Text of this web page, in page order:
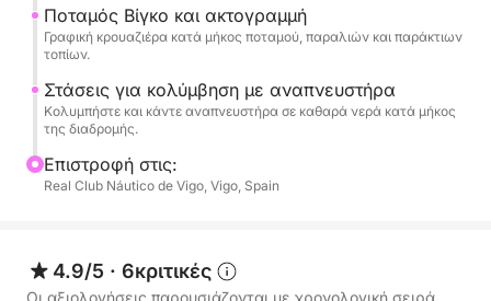
ακτογραμμής του Βίγκο, εξερευνώντας τον ποταμό
και τις κοντινές παραλίες. Απολαύστε αρκετές
να ανακαλύψετε τον υποβρύχιο κόσμο.
απόδραση στη θάλασσα με φίλους, οικογένεια ή
για μια ειδική περίσταση.
την πλοήγηση στον ποταμό και την εξερεύνηση της
Ποταμός Βίγκο και ακτογραμμή
Γραφική κρουαζιέρα κατά μήκος ποταμού, παραλιών και παράκτιων
τοπίων.
Στάσεις για κολύμβηση με αναπνευστήρα
Κολυμπήστε και κάντε αναπνευστήρα σε καθαρά νερά κατά μήκος
της διαδρομής.
Επιστροφή στις:
Real Club Náutico de Vigo, Vigo, Spain
4.9/5 · 6κριτικές
Οι αξιολογήσεις παρουσιάζονται με χρονολογική σειρά